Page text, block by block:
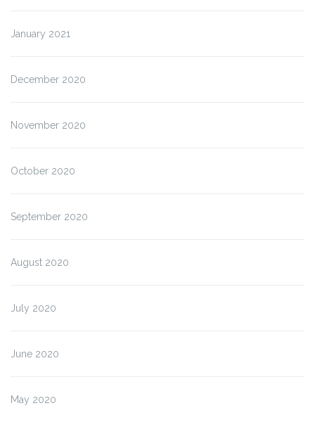
January 2021
December 2020
November 2020
October 2020
September 2020
August 2020
July 2020
June 2020
May 2020